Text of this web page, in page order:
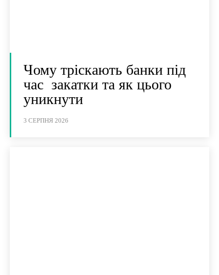
Чому тріскають банки під
час закатки та як цього
уникнути
3 СЕРПНЯ 2026